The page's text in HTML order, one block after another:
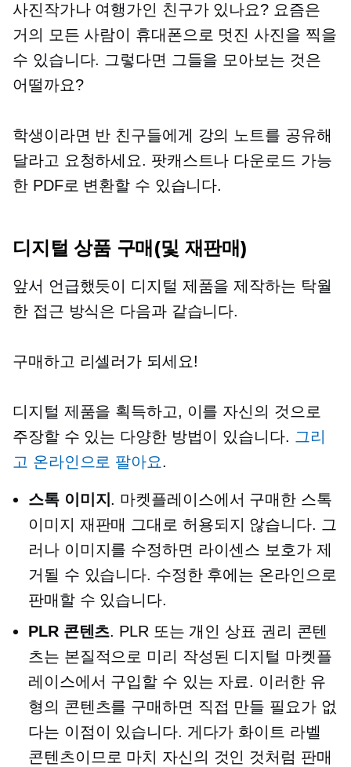
사진작가나 여행가인 친구가 있나요? 요즘은
거의 모든 사람이 휴대폰으로 멋진 사진을 찍을
수 있습니다. 그렇다면 그들을 모아보는 것은
어떨까요?
학생이라면 반 친구들에게 강의 노트를 공유해
달라고 요청하세요. 팟캐스트나 다운로드 가능
한 PDF로 변환할 수 있습니다.
디지털 상품 구매(및 재판매)
앞서 언급했듯이 디지털 제품을 제작하는 탁월
한 접근 방식은 다음과 같습니다.
구매하고 리셀러가 되세요!
디지털 제품을 획득하고, 이를 자신의 것으로
주장할 수 있는 다양한 방법이 있습니다. 그리
고 온라인으로 팔아요.
스톡 이미지 . 마켓플레이스에서 구매한 스톡
이미지 재판매 그대로 허용되지 않습니다. 그
러나 이미지를 수정하면 라이센스 보호가 제
거될 수 있습니다. 수정한 후에는 온라인으로
판매할 수 있습니다.
PLR 콘텐츠. PLR 또는 개인 상표 권리 콘텐
츠는 본질적으로 미리 작성된 디지털 마켓플
레이스에서 구입할 수 있는 자료. 이러한 유
형의 콘텐츠를 구매하면 직접 만들 필요가 없
다는 이점이 있습니다. 게다가 화이트 라벨
콘텐츠이므로 마치 자신의 것인 것처럼 판매